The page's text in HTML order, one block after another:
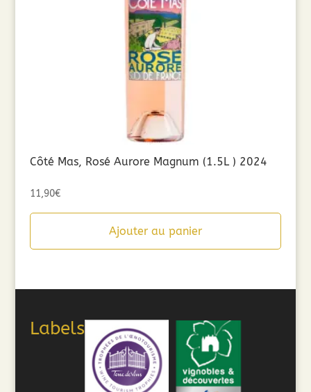
Côté Mas, Rosé Aurore Magnum (1.5L ) 2024
11,90€
Ajouter au panier
Labels